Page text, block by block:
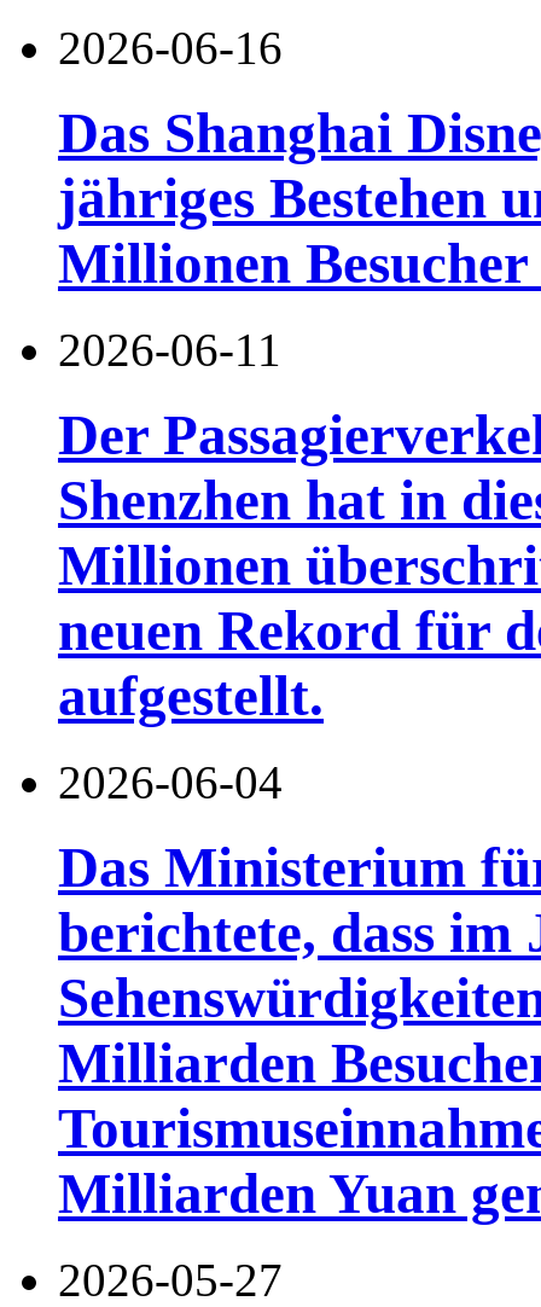
2026-06-16
Das Shanghai
jähriges Bestehen
Millionen Besucher
2026-06-11
Der
Shenzhen hat in
Millionen
neuen Rekord für
aufgestellt.
2026-06-04
Das Ministerium
berichtete, dass im
Milliarden
Milliarden Yuan
2026-05-27